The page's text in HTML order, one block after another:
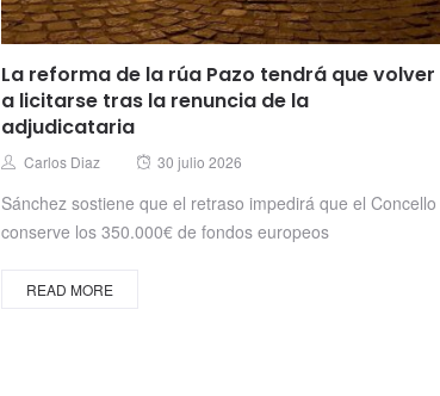
La reforma de la rúa Pazo tendrá que volver
a licitarse tras la renuncia de la
adjudicataria
Author
Carlos Diaz
Posted
30 julio 2026
Sánchez sostiene que el retraso impedirá que el Concello
conserve los 350.000€ de fondos europeos
READ MORE